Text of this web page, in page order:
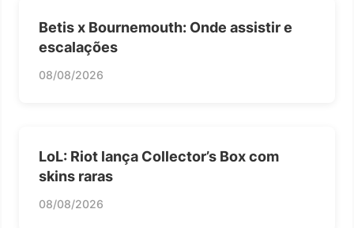
Betis x Bournemouth: Onde assistir e
escalações
08/08/2026
LoL: Riot lança Collector’s Box com
skins raras
08/08/2026